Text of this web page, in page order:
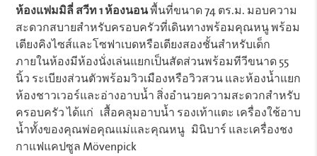
ห้องแฟมมิลี่ สวีท 1 ห้องนอนพื้นที่ขนาด 74 ตร.ม. มอบความ
สะดวกสบายสำหรับครอบครัวที่เดินทางพร้อมคุณหนู พร้อม
เตียงคิงไซส์และโซฟาเบดหรือเตียงสองชั้นสำหรับเด็ก
ภายในห้องมีห้องนั่งเล่นแยกเป็นสัดส่วนพร้อมทีวีขนาด 55
นิ้ว ระเบียงส่วนตัวพร้อมวิวเมืองหรือวิวสวน และห้องน้ำแยก
ห้องชาวเวอร์และอ่างอาบน้ำ สิ่งอำนวยความสะดวกสำหรับ
ครอบครัว ได้แก่ เสื้อคลุมอาบน้ำ รองเท้าแตะ เครื่องใช้อาบ
น้ำทั้งของคุณพ่อคุณแม่และคุณหนู มินิบาร์ และเครื่องชง
กาแฟแคปซูล Mövenpick